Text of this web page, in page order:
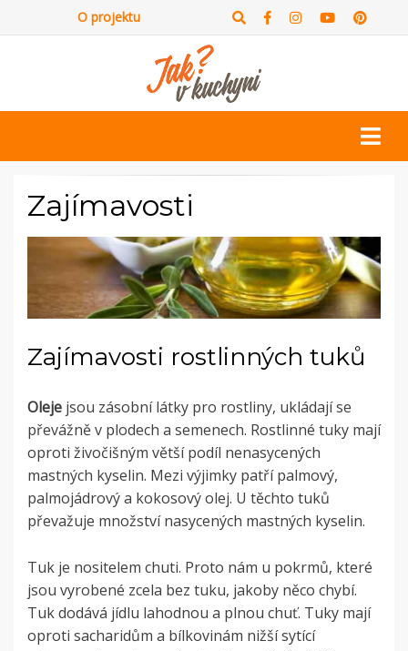
O projektu
Zajímavosti
Zajímavosti rostlinných tuků
Oleje jsou zásobní látky pro rostliny, ukládají se
převážně v plodech a semenech. Rostlinné tuky mají
oproti živočišným větší podíl nenasycených
mastných kyselin. Mezi výjimky patří palmový,
palmojádrový a kokosový olej. U těchto tuků
převažuje množství nasycených mastných kyselin.
Tuk je nositelem chuti. Proto nám u pokrmů, které
jsou vyrobené zcela bez tuku, jakoby něco chybí.
Tuk dodává jídlu lahodnou a plnou chuť. Tuky mají
oproti sacharidům a bílkovinám nižší sytící